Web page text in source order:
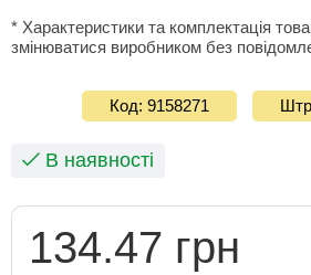
* Характеристики та комплектація
змінюватися виробником без
Код: 9158271
В наявності
134.47 грн